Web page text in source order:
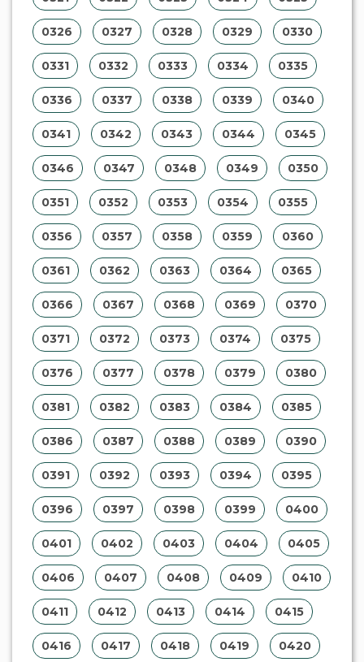
0326 0327 0328 0329 0330
0331 0332 0333 0334 0335
0336 0337 0338 0339 0340
0341 0342 0343 0344 0345
0346 0347 0348 0349 0350
0351 0352 0353 0354 0355
0356 0357 0358 0359 0360
0361 0362 0363 0364 0365
0366 0367 0368 0369 0370
0371 0372 0373 0374 0375
0376 0377 0378 0379 0380
0381 0382 0383 0384 0385
0386 0387 0388 0389 0390
0391 0392 0393 0394 0395
0396 0397 0398 0399 0400
0401 0402 0403 0404 0405
0406 0407 0408 0409 0410
0411 0412 0413 0414 0415
0416 0417 0418 0419 0420